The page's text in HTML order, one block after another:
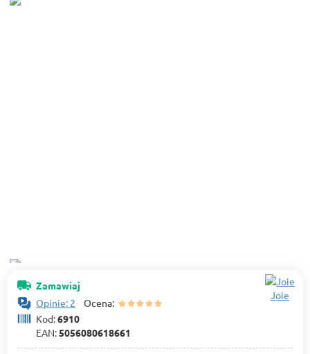
Zamawiaj
Opinie: 2 Ocena:
Kod:6910
EAN:5056080618661
Joie